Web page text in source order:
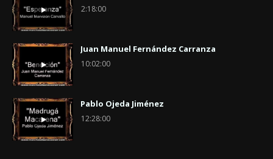
2:18:00
Juan Manuel Fernández Carranza
10:02:00
Pablo Ojeda Jiménez
12:28:00